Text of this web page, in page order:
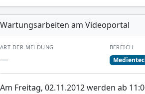
Wartungsarbeiten am Videoportal
ART DER MELDUNG
—
BEREICH
Am Freitag, 02.11.2012 werden ab